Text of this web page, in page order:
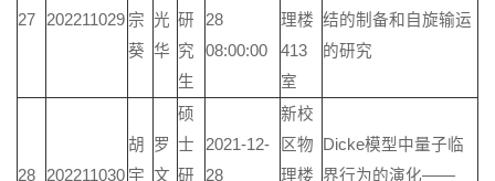
27 202211029 宗
葵
光
华
研
究
生
28
08:00:00
理楼
413
室
结的制备和自旋输运
的研究
28 202211030
胡
宇
罗
文
硕
士
研
2021-12-
28
新校
区物
理楼
Dicke模型中量子临
界行为的演化——